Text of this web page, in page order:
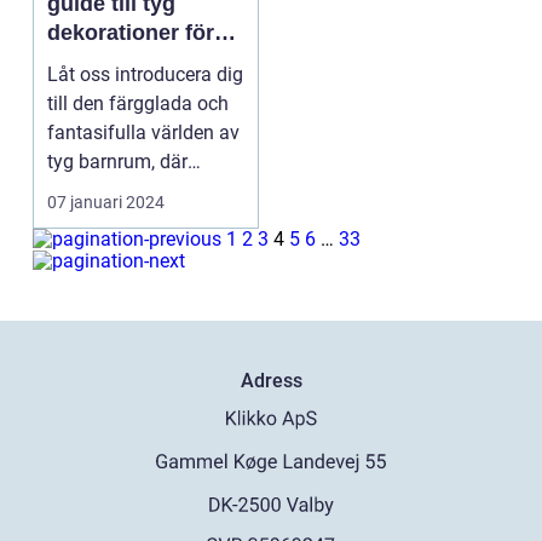
dekorationer för
barnrum
Låt oss introducera dig
till den färgglada och
fantasifulla världen av
tyg barnrum, där
textiler och...
07 januari 2024
1 2 3 4 5 6 … 33
Adress